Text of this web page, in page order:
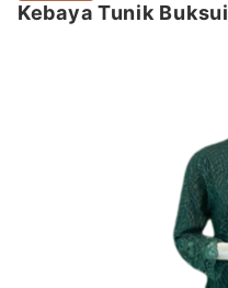
Kebaya Tunik Buksui